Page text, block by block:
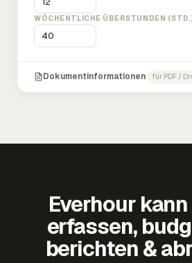
WÖCHENTLICHE ÜBERSTUNDEN
Dokumentinformationen für PDF /
Everhour
erfassen,
berichten &